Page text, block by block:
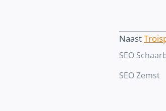
Naast
SEO
SEO Zemst